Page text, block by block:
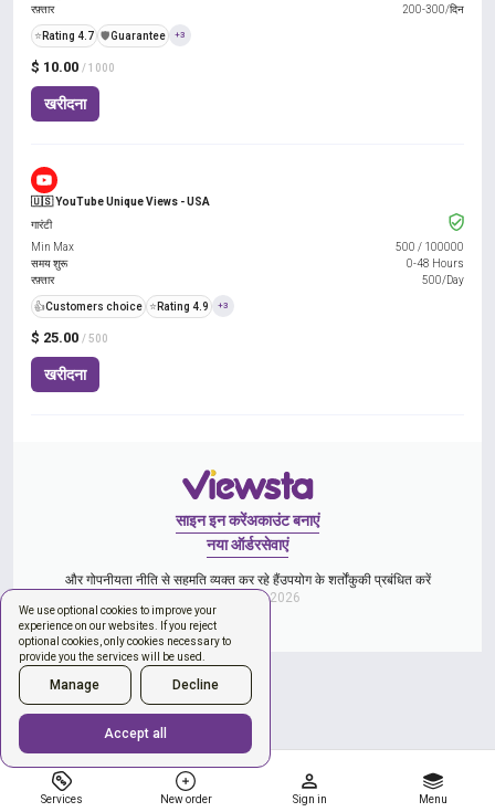
We use optional cookies to improve your
experience on our websites. If you reject
optional cookies, only cookies necessary to
provide you the services will be used.
Manage Decline
Accept all
Services New order Sign in Menu
$ 10.00 / 1000
खरीदना
रफ़्तार
200-300/दिन
⭐ Rating 4.7 ️🛡️Guarantee +3
🇺🇸 YouTube Unique Views - USA
$ 25.00 / 500
खरीदना
गारंटी
Min Max
500 / 100000
समय शुरू
0-48 Hours
रफ़्तार
500/Day
👍Customers choice ⭐ Rating 4.9 +3
साइन इन करेंअकाउंट बनाएं
नया ऑर्डरसेवाएं
और गोपनीयता नीति से सहमति व्यक्त कर रहे हैंउपयोग के शर्तोंकुकी प्रबंधित करें
Copyright © 2026